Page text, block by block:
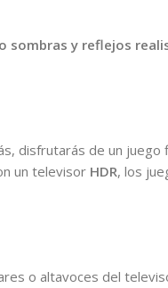
sombras y reflejos
disfrutarás de un juego
un televisor HDR, los
o altavoces del